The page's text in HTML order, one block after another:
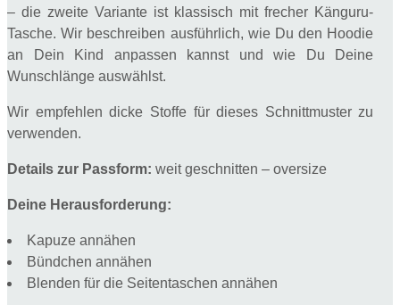
– die zweite Variante ist klassisch mit frecher Känguru-
Tasche. Wir beschreiben ausführlich, wie Du den Hoodie
an Dein Kind anpassen kannst und wie Du Deine
Wunschlänge auswählst.
Wir empfehlen dicke Stoffe für dieses Schnittmuster zu
verwenden.
Details zur Passform: weit geschnitten – oversize
Deine Herausforderung:
Kapuze annähen
Bündchen annähen
Blenden für die Seitentaschen annähen